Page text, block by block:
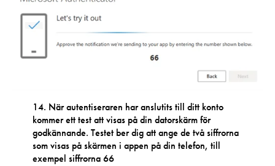
14. När autentiseraren har anslutits till ditt konto
kommer ett test att visas på din datorskärm för
godkännande. Testet ber dig att ange de två siffrorna
som visas på skärmen i appen på din telefon, till
exempel siffrorna 66